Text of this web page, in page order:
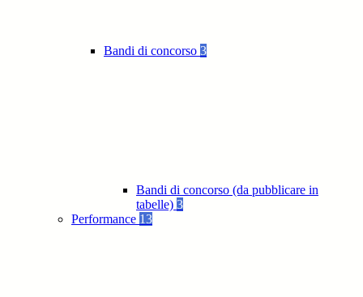
Bandi di concorso 3
Bandi di concorso (da pubblicare in
tabelle) 3
Performance 13